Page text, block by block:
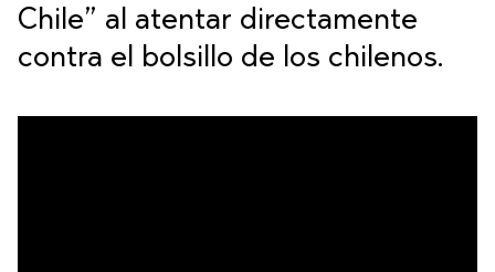
Chile” al atentar directamente
contra el bolsillo de los chilenos.